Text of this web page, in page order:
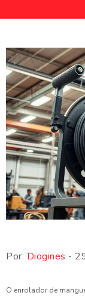
Por: Diogines -
O enrolador de